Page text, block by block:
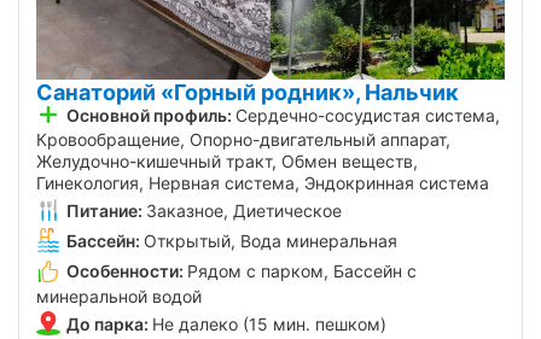
Санаторий «Горный родник», Нальчик
Основной профиль: Сердечно-сосудистая система,
Кровообращение, Опорно-двигательный аппарат,
Желудочно-кишечный тракт, Обмен веществ,
Гинекология, Нервная система, Эндокринная система
Питание: Заказное, Диетическое
Бассейн: Открытый, Вода минеральная
Особенности: Рядом с парком, Бассейн с
минеральной водой
До парка: Не далеко (15 мин. пешком)